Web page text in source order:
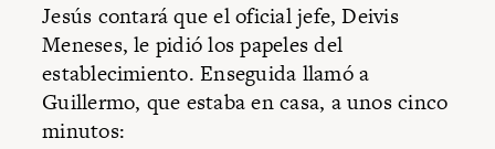
Jesús contará que el oficial jefe, Deivis
Meneses, le pidió los papeles del
establecimiento. Enseguida llamó a
Guillermo, que estaba en casa, a unos cinco
minutos: